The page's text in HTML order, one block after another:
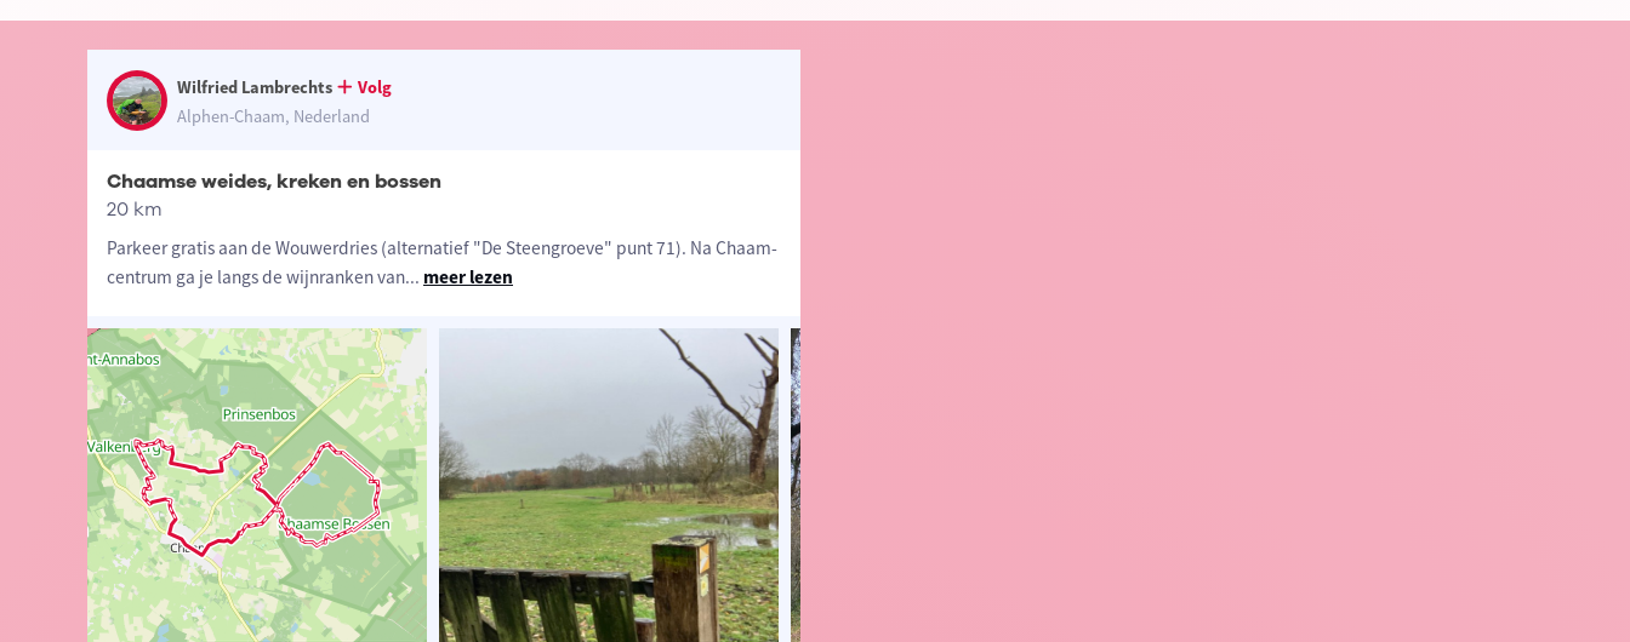
Wilfried Lambrechts
Volg
Alphen-Chaam, Nederland
Chaamse weides, kreken en bossen
20 km
Parkeer gratis aan de Wouwerdries (alternatief "De Steengroeve" punt 71). Na Chaam-
centrum ga je langs de wijnranken van... meer lezen